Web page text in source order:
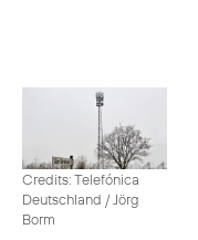
Credits: Telefónica
Deutschland / Jörg
Borm